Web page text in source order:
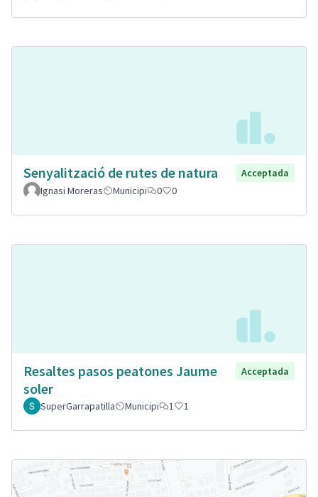
Senyalització de rutes de natura
Acceptada
Ignasi Moreras
Municipi 0 0
Resaltes pasos peatones Jaume
soler
Acceptada
SuperGarrapatilla Municipi 1 1